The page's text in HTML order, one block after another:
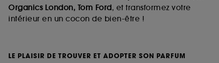
Organics London, Tom Ford, et transformez votre
intérieur en un cocon de bien-être !
LE PLAISIR DE TROUVER ET ADOPTER SON PARFUM